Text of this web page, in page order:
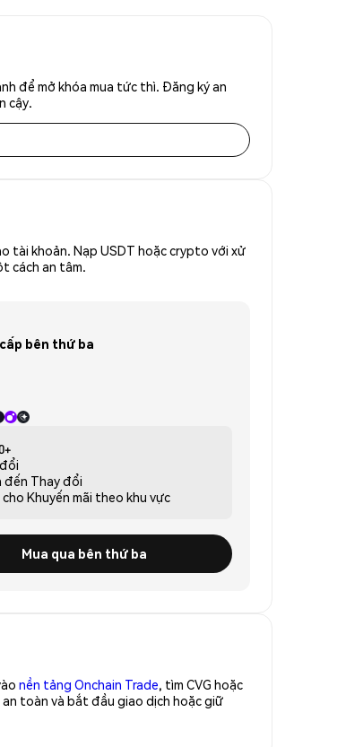
để mở khóa mua tức thì. Đăng ký an
cậy.
tài khoản. Nạp USDT hoặc crypto với xử
cách an tâm.
bên thứ ba
đến Thay đổi
Khuyến mãi theo khu vực
Mua qua bên thứ ba
nền tảng Onchain Trade, tìm CVG hoặc
an toàn và bắt đầu giao dịch hoặc giữ